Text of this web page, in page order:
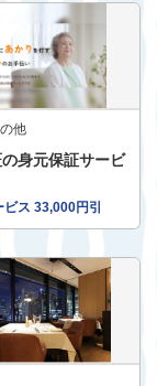
他
身元保証サービ
ス 33,000円引